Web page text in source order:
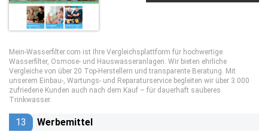
Mein-Wasserfilter.com ist Ihre Vergleichsplattform für hochwertige
Wasserfilter, Osmose- und Hauswasseranlagen. Wir bieten ehrliche
Vergleiche von über 20 Top-Herstellern und transparente Beratung. Mit
unserem Einbau-, Wartungs- und Reparaturservice begleiten wir über 3.000
zufriedene Kunden auch nach dem Kauf – für dauerhaft sauberes
Trinkwasser.
13 Werbemittel